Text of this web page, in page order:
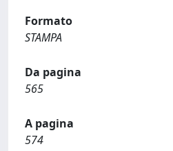
Formato
STAMPA
Da pagina
565
A pagina
574